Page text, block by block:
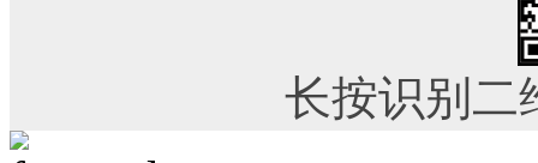
长按识别二